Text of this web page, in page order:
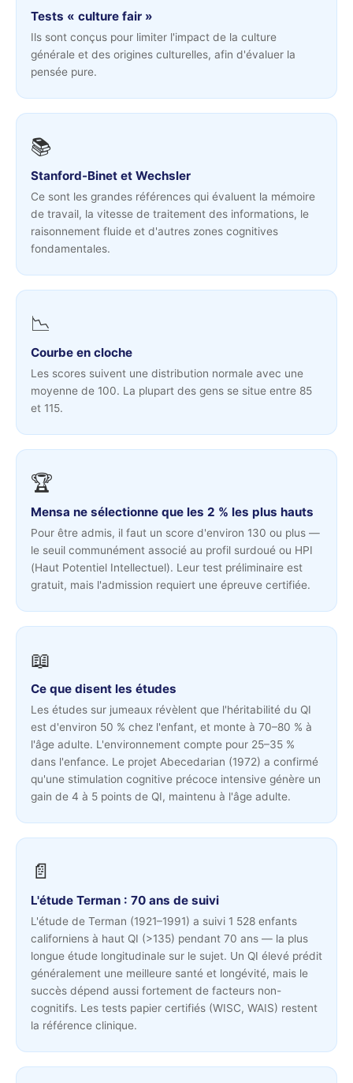
Tests « culture fair »
Ils sont conçus pour limiter l'impact de la culture
générale et des origines culturelles, afin d'évaluer la
pensée pure.
📚
Stanford-Binet et Wechsler
Ce sont les grandes références qui évaluent la mémoire
de travail, la vitesse de traitement des informations, le
raisonnement fluide et d'autres zones cognitives
fondamentales.
📉
Courbe en cloche
Les scores suivent une distribution normale avec une
moyenne de 100. La plupart des gens se situe entre 85
et 115.
🏆
Mensa ne sélectionne que les 2 % les plus hauts
Pour être admis, il faut un score d'environ 130 ou plus —
le seuil communément associé au profil surdoué ou HPI
(Haut Potentiel Intellectuel). Leur test préliminaire est
gratuit, mais l'admission requiert une épreuve certifiée.
📖
Ce que disent les études
Les études sur jumeaux révèlent que l'héritabilité du QI
est d'environ 50 % chez l'enfant, et monte à 70–80 % à
l'âge adulte. L'environnement compte pour 25–35 %
dans l'enfance. Le projet Abecedarian (1972) a confirmé
qu'une stimulation cognitive précoce intensive génère un
gain de 4 à 5 points de QI, maintenu à l'âge adulte.
📄
L'étude Terman : 70 ans de suivi
L'étude de Terman (1921–1991) a suivi 1 528 enfants
californiens à haut QI (>135) pendant 70 ans — la plus
longue étude longitudinale sur le sujet. Un QI élevé prédit
généralement une meilleure santé et longévité, mais le
succès dépend aussi fortement de facteurs non-
cognitifs. Les tests papier certifiés (WISC, WAIS) restent
la référence clinique.